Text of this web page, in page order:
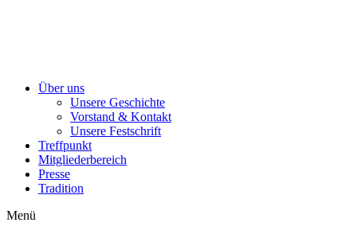
Über uns
Unsere Geschichte
Vorstand & Kontakt
Unsere Festschrift
Treffpunkt
Mitgliederbereich
Presse
Tradition
Menü